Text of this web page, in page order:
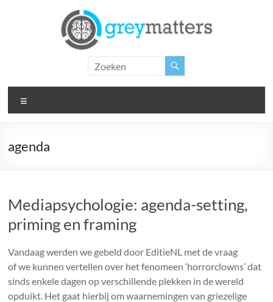
Matters
Insight.
Inspiration.
agenda
Mediapsychologie: agenda-setting,
priming en framing
Vandaag werden we gebeld door EditieNL met de vraag
of we kunnen vertellen over het fenomeen ‘horrorclowns’ dat
sinds enkele dagen op verschillende plekken in de wereld
opduikt. Het gaat hierbij om waarnemingen van griezelige